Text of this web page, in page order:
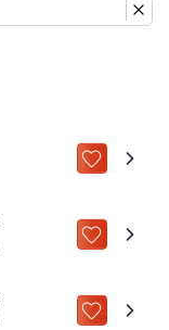
ZU „MEINE
ZU „MEINE
ZU „MEINE